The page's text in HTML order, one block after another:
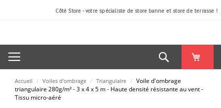
Côté Store - votre spécialiste de store banne et store de terrasse !
Rechercher
Accueil / Voiles d'ombrage / Triangulaire / Voile d'ombrage
triangulaire 280g/m² - 3 x 4 x 5 m - Haute densité résistante au vent -
Tissu micro-aéré